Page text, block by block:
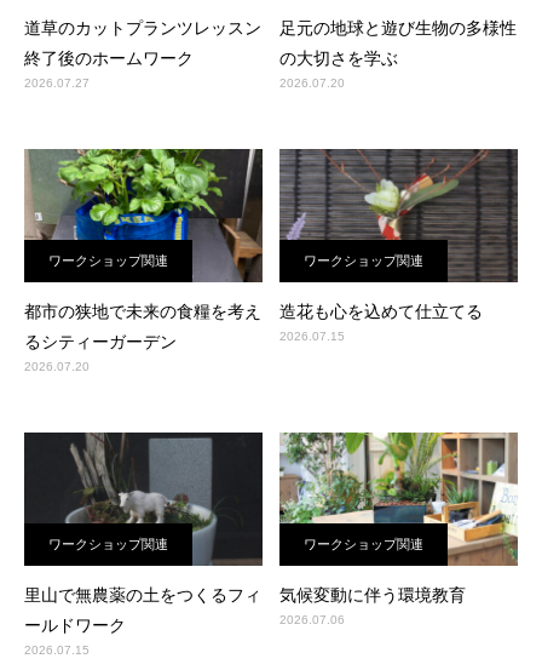
道草のカットプランツレッスン
終了後のホームワーク
2026.07.27
足元の地球と遊び生物の多様性
の大切さを学ぶ
2026.07.20
ワークショップ関連
都市の狭地で未来の食糧を考え
るシティーガーデン
2026.07.20
ワークショップ関連
造花も心を込めて仕立てる
2026.07.15
ワークショップ関連
里山で無農薬の土をつくるフィ
ールドワーク
2026.07.15
ワークショップ関連
気候変動に伴う環境教育
2026.07.06